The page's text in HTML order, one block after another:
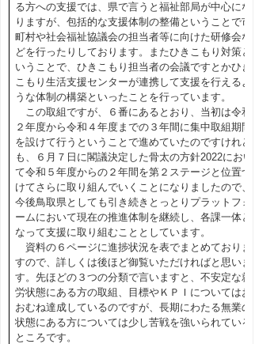
る方への支援では、県で言うと福祉部局が中心にな
りますが、包括的な支援体制の整備ということで市
町村や社会福祉協議会の担当者等に向けた研修会な
どを行ったりしております。またひきこもり対策と
いうことで、ひきこもり担当者の会議ですとかひき
こもり生活支援センターが連携して支援を行えるよ
うな体制の構築といったことを行っています。
この取組ですが、６番にあるとおり、当初は令和
２年度から令和４年度までの３年間に集中取組期間
を設けて行うということで進めていたのですけれど
も、６月７日に閣議決定した骨太の方針2022におい
て令和５年度からの２年間を第２ステージと位置づ
けてさらに取り組んでいくことになりましたので、
今後鳥取県としても引き続きとっとりプラットフォ
ームにおいて現在の推進体制を継続し、各課一体と
なって支援に取り組むこととしています。
資料の６ページに進捗状況を表でまとめておりま
すので、詳しくは後ほど御覧いただければと思いま
す。先ほどの３つの分類で言いますと、不安定な就
労状態にある方の取組、目標やＫＰＩについてはお
おむね達成しているのですが、長期にわたる無業の
状態にある方については少し苦戦を強いられている
ところです。